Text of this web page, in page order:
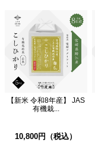
【新米 令和8年産】 JAS
有機栽...
10,800円（税込）